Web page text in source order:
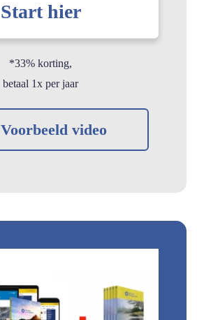
Start hier
*33% korting,
betaal 1x per jaar
Voorbeeld video